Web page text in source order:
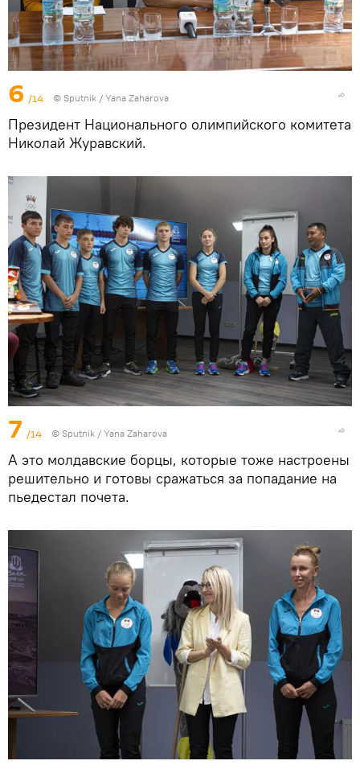
6 /14 © Sputnik / Yana Zaharova
Президент Национального олимпийского комитета
Николай Журавский.
7 /14 © Sputnik / Yana Zaharova
А это молдавские борцы, которые тоже настроены
решительно и готовы сражаться за попадание на
пьедестал почета.